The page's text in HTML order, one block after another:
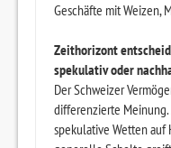
Geschäfte mit Weizen,
Zeithorizont
spekulativ oder
Der Schweizer
differenzierte
spekulative Wetten auf